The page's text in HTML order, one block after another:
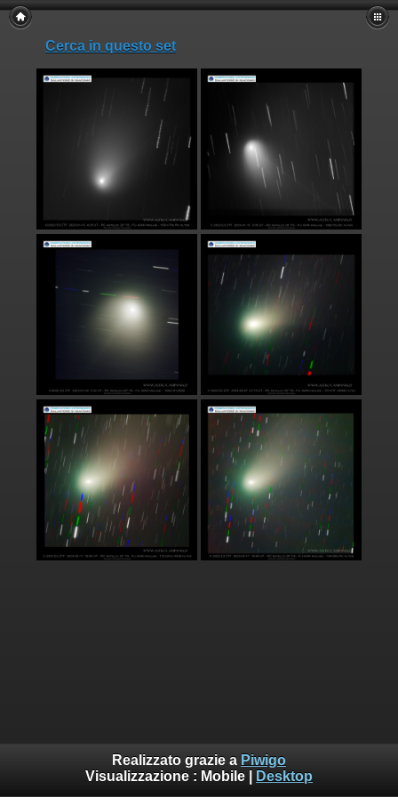
Cerca in questo set
Realizzato grazie a Piwigo
Visualizzazione : Mobile Desktop